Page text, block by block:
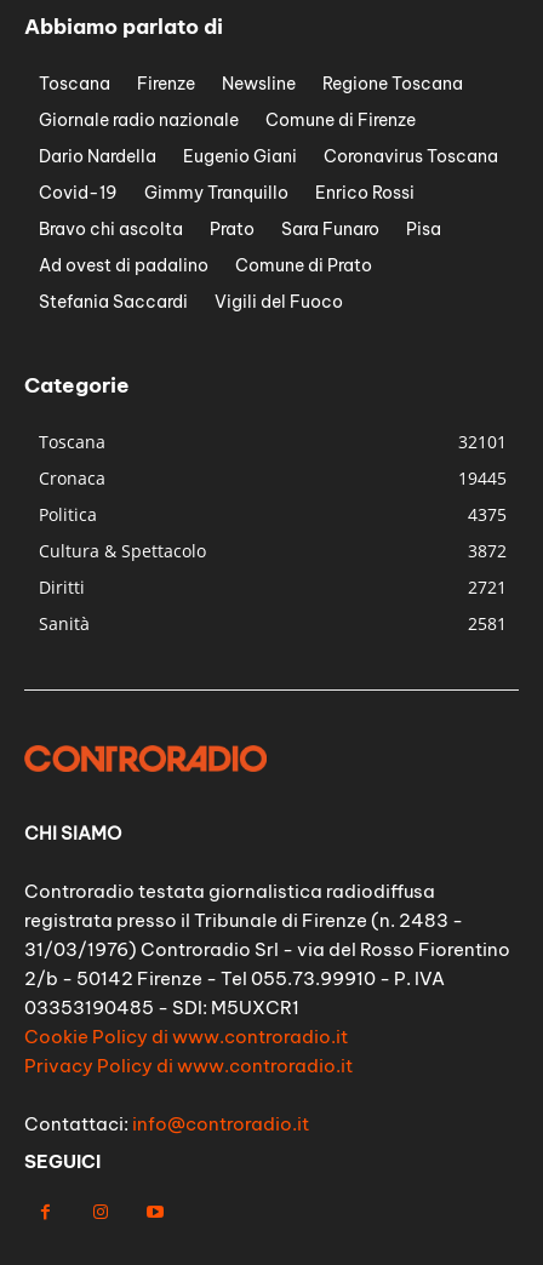
Abbiamo parlato di
Toscana Firenze Newsline
Regione Toscana
Giornale radio nazionale
Comune di Firenze
Dario Nardella
Eugenio Giani
Coronavirus Toscana
Covid-19
Gimmy Tranquillo
Enrico Rossi
Bravo chi ascolta
Prato Sara Funaro
Pisa
Ad ovest di padalino
Comune di Prato
Stefania Saccardi
Vigili del Fuoco
Categorie
Toscana
32101
Cronaca
19445
Politica
4375
Cultura & Spettacolo
3872
Diritti
2721
Sanità
2581
CHI SIAMO
Controradio testata giornalistica radiodiffusa
registrata presso il Tribunale di Firenze (n. 2483 -
31/03/1976) Controradio Srl - via del Rosso Fiorentino
2/b - 50142 Firenze - Tel 055.73.99910 - P. IVA
03353190485 - SDI: M5UXCR1
Cookie Policy di www.controradio.it
Privacy Policy di www.controradio.it
Contattaci: info@controradio.it
SEGUICI